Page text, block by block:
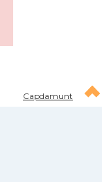
Capdamunt